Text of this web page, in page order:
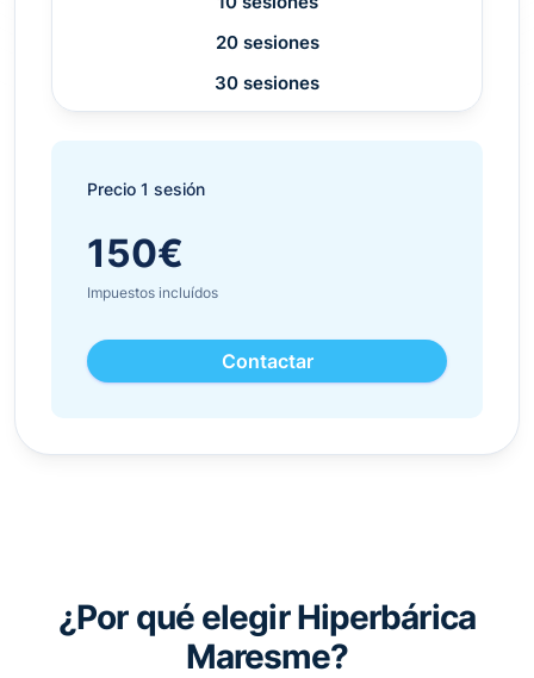
20 sesiones
30 sesiones
Precio 1 sesión
150€
Impuestos incluídos
Contactar
¿Por qué elegir Hiperbárica
Maresme?